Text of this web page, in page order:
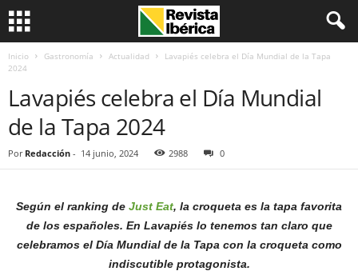
Inicio Gastronomía Actualidad
Lavapiés celebra el Día Mundial de la Tapa
2024
Lavapiés celebra el Día Mundial
de la Tapa 2024
Por Redacción - 14 junio, 2024 2988 0
Según el ranking de Just Eat, la croqueta es la tapa favorita
de los españoles. En Lavapiés lo tenemos tan claro que
celebramos el Día Mundial de la Tapa con la croqueta como
indiscutible protagonista.